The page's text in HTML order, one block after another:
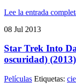
Lee la entrada
08 Jul 2013
Star Trek Into
oscuridad) (2013)
Películas Etiquetas: